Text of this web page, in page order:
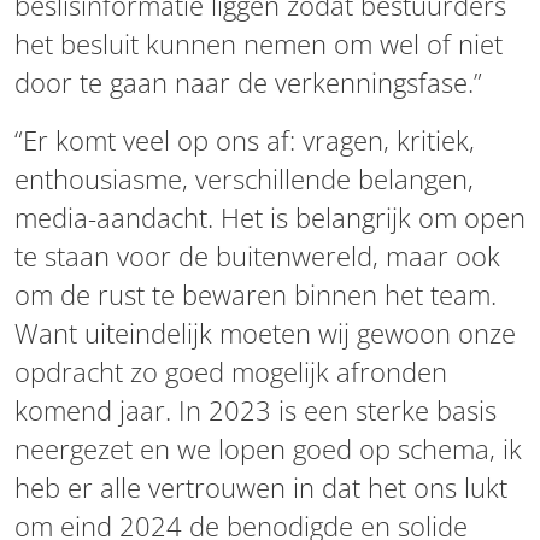
het besluit kunnen nemen om wel of niet
door te gaan naar de verkenningsfase.”
“Er komt veel op ons af: vragen, kritiek,
enthousiasme, verschillende belangen,
media-aandacht. Het is belangrijk om open
te staan voor de buitenwereld, maar ook
om de rust te bewaren binnen het team.
Want uiteindelijk moeten wij gewoon onze
opdracht zo goed mogelijk afronden
komend jaar. In 2023 is een sterke basis
neergezet en we lopen goed op schema, ik
heb er alle vertrouwen in dat het ons lukt
om eind 2024 de benodigde en solide